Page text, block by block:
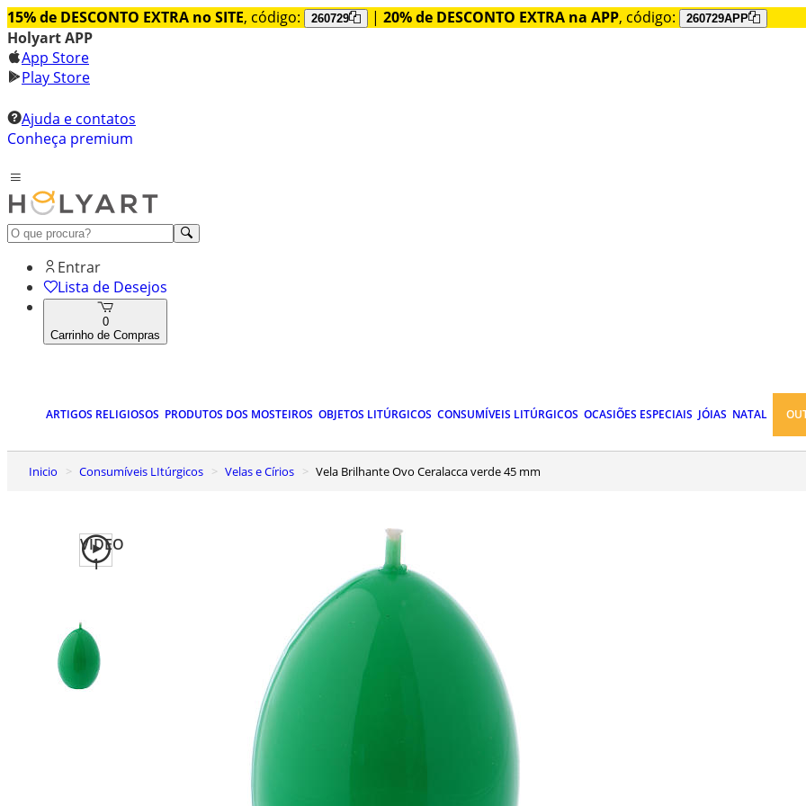
15% de DESCONTO EXTRA no SITE, código: 260729 | 20% de DESCONTO EXTRA na APP, código: 260729APP
Holyart APP
App Store
Play Store
Ajuda e contatos
Conheça premium
Entrar
Lista de Desejos
0
Carrinho de Compras
ARTIGOS RELIGIOSOS PRODUTOS DOS MOSTEIROS OBJETOS LITÚRGICOS CONSUMÍVEIS LITÚRGICOS OCASIÕES ESPECIAIS JÓIAS NATAL
Inicio Consumíveis LItúrgicos Velas e Círios Vela Brilhante Ovo Ceralacca verde 45 mm
VIDEO
1